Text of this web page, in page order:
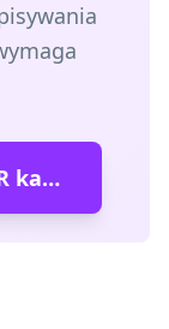
Utwórz bezpłatny kod QR kalendarza →